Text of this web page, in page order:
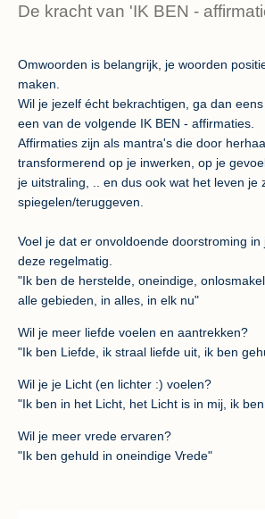
De kracht van 'IK BEN -
Omwoorden is belangrijk, je woorden
maken.
Wil je jezelf écht bekrachtigen, ga dan
een van de volgende IK BEN - affirmaties.
Affirmaties zijn als mantra's die door
transformerend op je inwerken, op je
je uitstraling, .. en dus ook wat het leven je
spiegelen/teruggeven.
Voel je dat er onvoldoende doorstroming
deze regelmatig.
"Ik ben de herstelde, oneindige,
alle gebieden, in alles, in elk nu"
Wil je meer liefde voelen en aantrekken?
"Ik ben Liefde, ik straal liefde uit, ik ben
Wil je je Licht (en lichter :) voelen?
"Ik ben in het Licht, het Licht is in mij, ik ben
Wil je meer vrede ervaren?
"Ik ben gehuld in oneindige Vrede"